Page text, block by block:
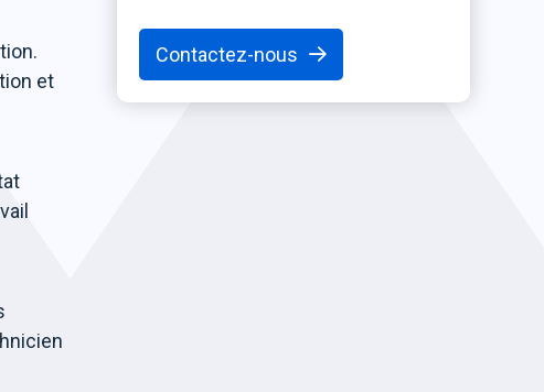
et
Contactez-nous